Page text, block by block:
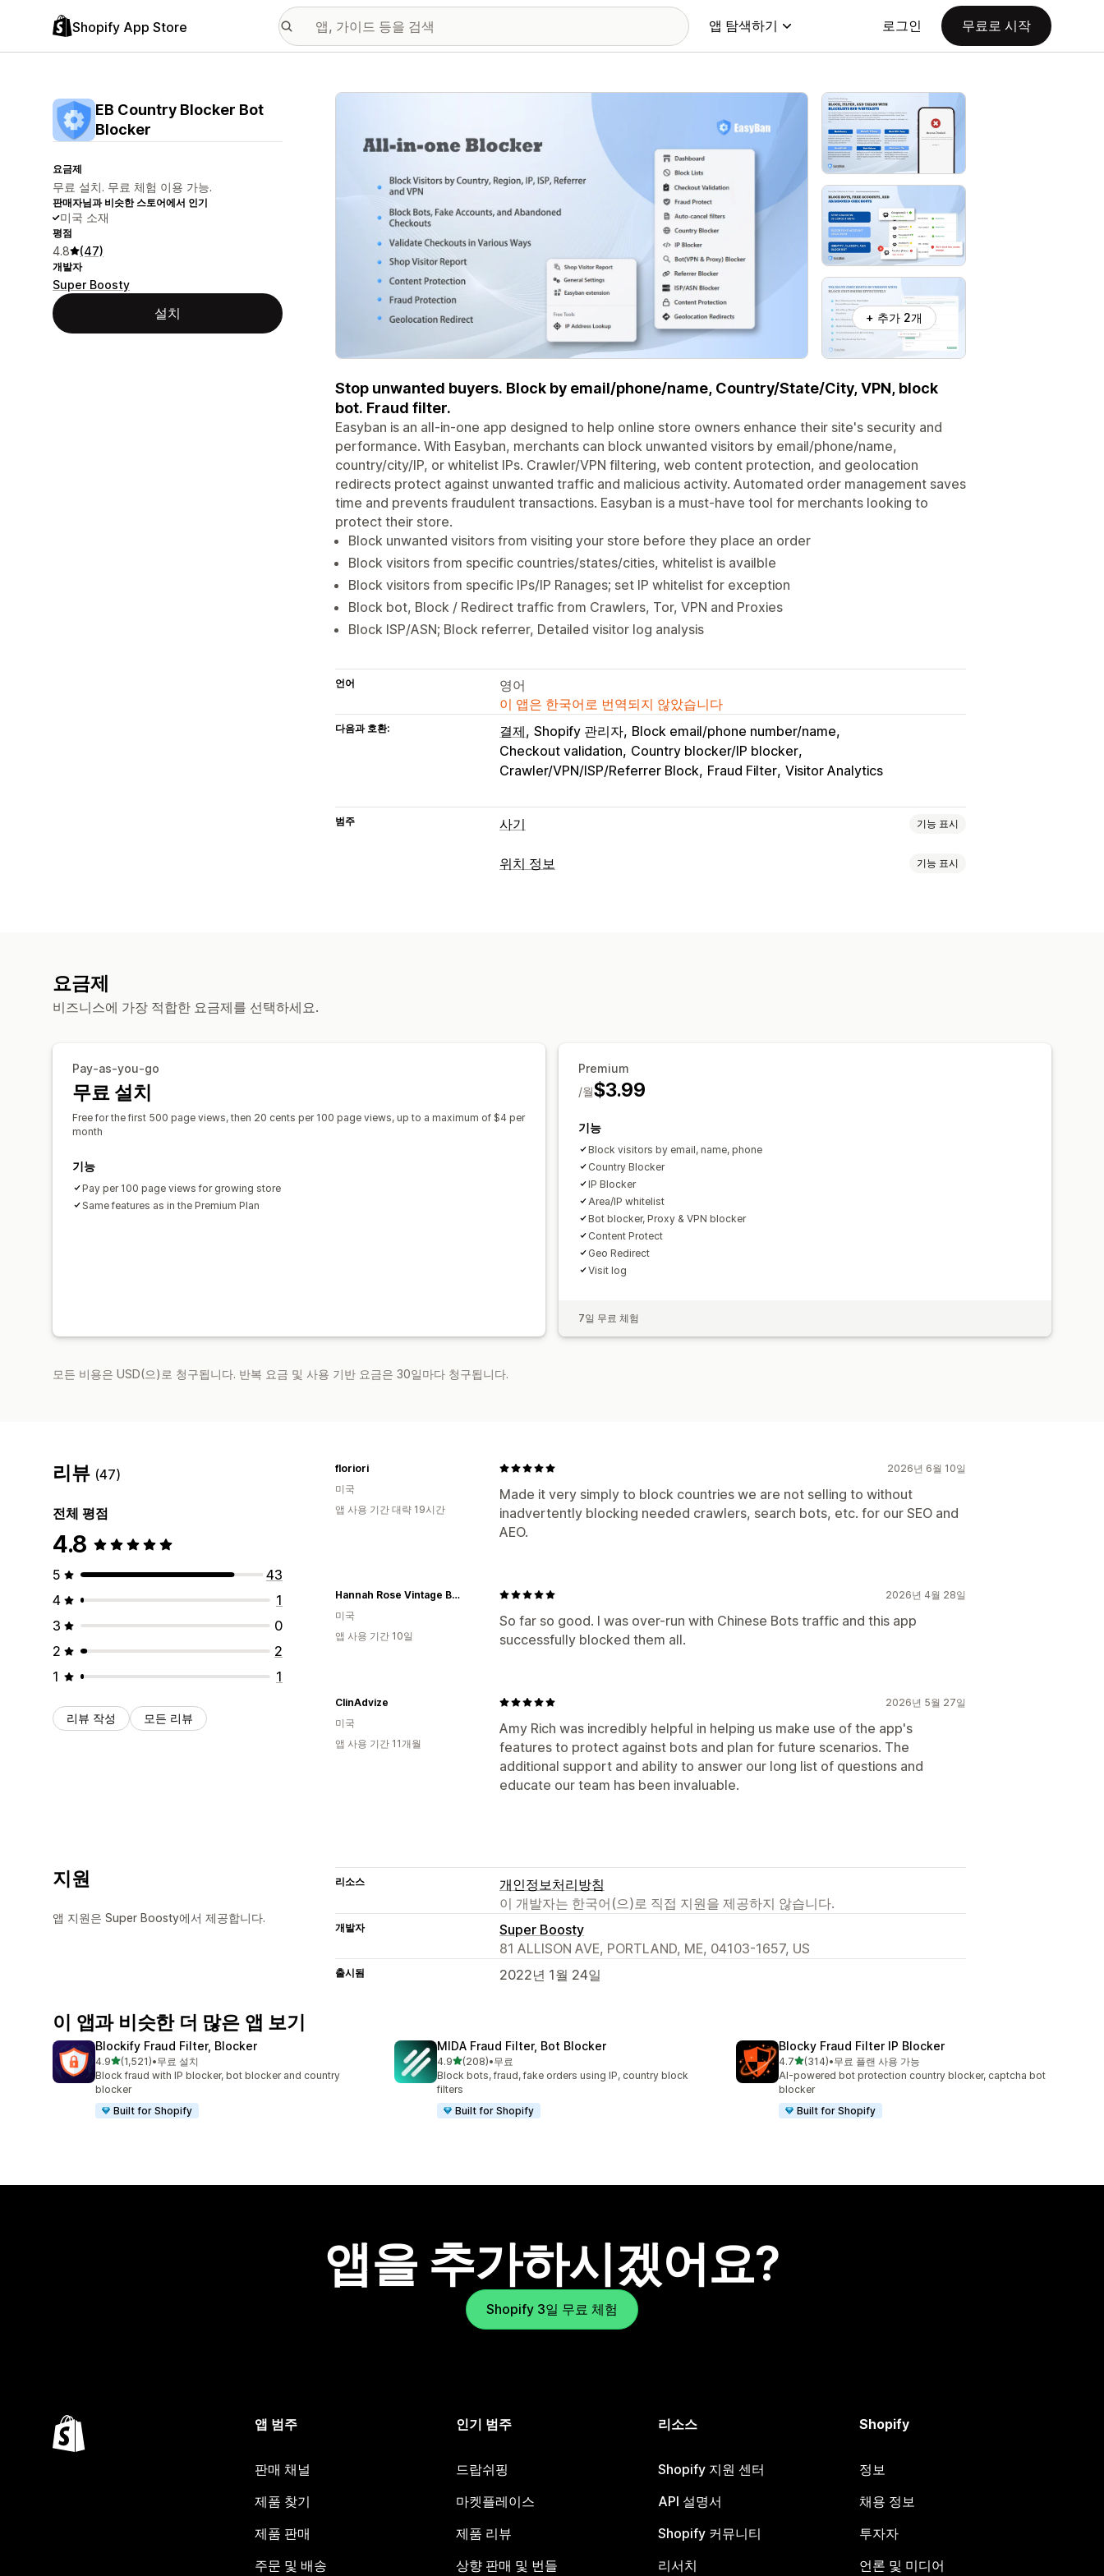
Shopify App Store 앱 탐색하기 로그인 무료로 시작
EB Country Blocker Bot
Blocker
요금제
무료 설치. 무료 체험 이용 가능.
판매자님과 비슷한 스토어에서 인기
미국 소재
평점
4.8 (47)
개발자
Super Boosty
설치
추천 이미지 갤러리
+ 추가 2개
Stop unwanted buyers. Block by email/phone/name, Country/State/City, VPN, block
bot. Fraud filter.
Easyban is an all-in-one app designed to help online store owners enhance their site's security and
performance. With Easyban, merchants can block unwanted visitors by email/phone/name,
country/city/IP, or whitelist IPs. Crawler/VPN filtering, web content protection, and geolocation
redirects protect against unwanted traffic and malicious activity. Automated order management saves
time and prevents fraudulent transactions. Easyban is a must-have tool for merchants looking to
protect their store.
Block unwanted visitors from visiting your store before they place an order
Block visitors from specific countries/states/cities, whitelist is availble
Block visitors from specific IPs/IP Ranages; set IP whitelist for exception
Block bot, Block / Redirect traffic from Crawlers, Tor, VPN and Proxies
Block ISP/ASN; Block referrer, Detailed visitor log analysis
언어
영어
이 앱은 한국어로 번역되지 않았습니다
다음과 호환: 결제 Shopify 관리자 Block email/phone number/name
Checkout validation Country blocker/IP blocker
Crawler/VPN/ISP/Referrer Block Fraud Filter Visitor Analytics
범주 사기 기능 표시
사기 유형
위치 정보 기능 표시
요금제
비즈니스에 가장 적합한 요금제를 선택하세요.
Pay-as-you-go
무료 설치
Free for the first 500 page views, then 20 cents per 100 page views, up to a maximum of $4 per
month
기능
Pay per 100 page views for growing store
Same features as in the Premium Plan
Premium
$3.99
/월
기능
Block visitors by email, name, phone
Country Blocker
IP Blocker
Area/IP whitelist
Bot blocker, Proxy & VPN blocker
Content Protect
Geo Redirect
Visit log
7일 무료 체험
모든 비용은 USD(으)로 청구됩니다. 반복 요금 및 사용 기반 요금은 30일마다 청구됩니다.
리뷰 (47)
전체 평점
4.8
5
43
4
1
3
0
2
2
1
1
리뷰 작성 모든 리뷰
2026년 6월 10일
Made it very simply to block countries we are not selling to without
inadvertently blocking needed crawlers, search bots, etc. for our SEO and
AEO.
floriori
미국
앱 사용 기간 대략 19시간
2026년 4월 28일
So far so good. I was over-run with Chinese Bots traffic and this app
successfully blocked them all.
Hannah Rose Vintage Boutique
미국
앱 사용 기간 10일
2026년 5월 27일
Amy Rich was incredibly helpful in helping us make use of the app's
features to protect against bots and plan for future scenarios. The
additional support and ability to answer our long list of questions and
educate our team has been invaluable.
ClinAdvize
미국
앱 사용 기간 11개월
지원
앱 지원은 Super Boosty에서 제공합니다.
리소스
개인정보처리방침
이 개발자는 한국어(으)로 직접 지원을 제공하지 않습니다.
개발자
Super Boosty
81 ALLISON AVE, PORTLAND, ME, 04103-1657, US
출시됨 2022년 1월 24일
이 앱과 비슷한 더 많은 앱 보기
Blockify Fraud Filter, Blocker
4.9별 5개 중
(1,521)
총 리뷰 1521개
•무료 설치
Block fraud with IP blocker, bot blocker and country
blocker
Built for Shopify
MIDA Fraud Filter, Bot Blocker
4.9별 5개 중
(208)
총 리뷰 208개
•무료
Block bots, fraud, fake orders using IP, country block
filters
Built for Shopify
Blocky Fraud Filter IP Blocker
4.7별 5개 중
(314)
총 리뷰 314개
•무료 플랜 사용 가능
AI-powered bot protection country blocker, captcha bot
blocker
Built for Shopify
앱을 추가하시겠어요?
Shopify 3일 무료 체험
앱 범주
판매 채널
제품 찾기
제품 판매
주문 및 배송
인기 범주
드랍쉬핑
마켓플레이스
제품 리뷰
상향 판매 및 번들
리소스
Shopify 지원 센터
API 설명서
Shopify 커뮤니티
리서치
Shopify
정보
채용 정보
투자자
언론 및 미디어